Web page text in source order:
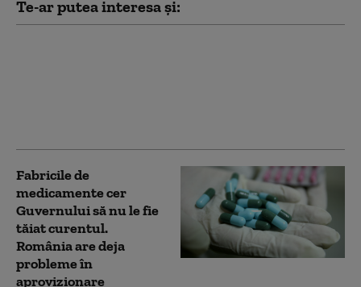
Te-ar putea interesa și:
Fabricile de
medicamente cer
Guvernului să nu le fie
tăiat curentul.
România are deja
probleme în
aprovizionare